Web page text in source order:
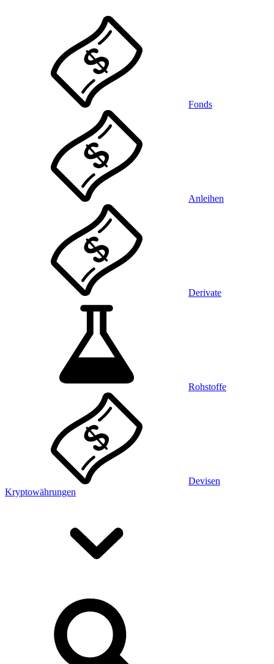
Fonds
Anleihen
Derivate
Rohstoffe
Devisen
Kryptowährungen